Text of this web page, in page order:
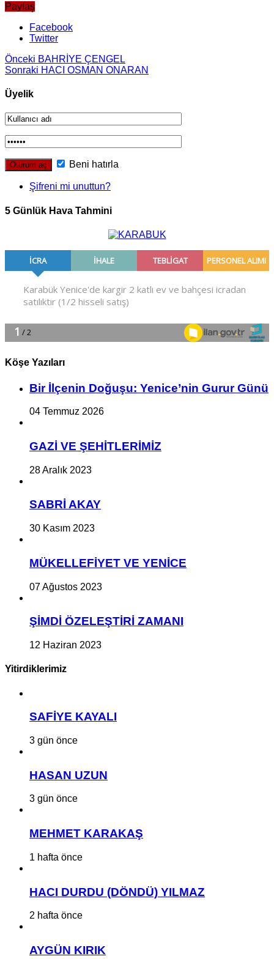
Paylaş
Facebook
Twitter
Önceki BAHRİYE ÇENGEL
Sonraki HACI OSMAN ONARAN
Üyelik
Beni hatırla
Şifreni mi unuttun?
5 Günlük Hava Tahmini
Köşe Yazıları
Bir İlçe­nin Do­ğu­şu: Ye­ni­ce’nin Gurur Günü
04 Temmuz 2026
GAZİ VE ŞEHİTLERİMİZ
28 Aralık 2023
SABRİ AKAY
30 Kasım 2023
MÜKELLEFİYET VE YENİCE
07 Ağustos 2023
ŞİMDİ ÖZELEŞTİRİ ZAMANI
12 Haziran 2023
Yitirdiklerimiz
SAFİYE KAYALI
3 gün önce
HASAN UZUN
3 gün önce
MEHMET KARAKAŞ
1 hafta önce
HACI DURDU (DÖNDÜ) YILMAZ
2 hafta önce
AYGÜN KIRIK